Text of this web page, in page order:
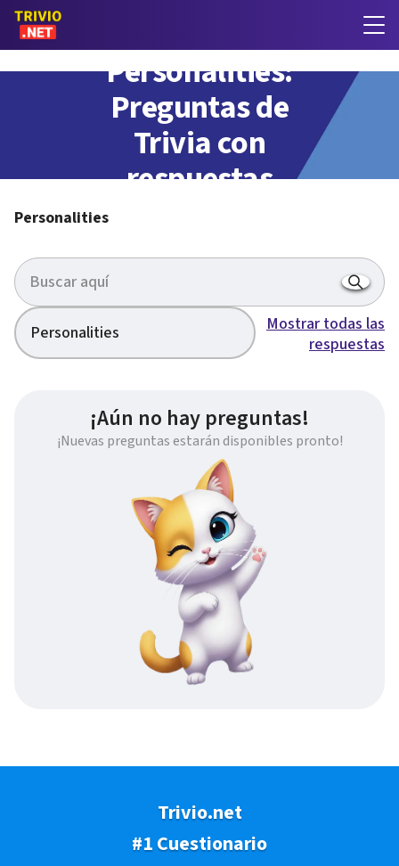
Personalities:
Preguntas de
Trivia con
respuestas
Personalities
Personalities
Mostrar todas las
respuestas
¡Aún no hay preguntas!
¡Nuevas preguntas estarán disponibles pronto!
Trivio.net
#1 Cuestionario